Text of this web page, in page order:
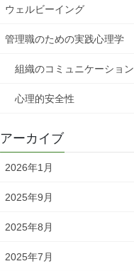
ウェルビーイング
管理職のための実践心理学
組織のコミュニケーション
心理的安全性
アーカイブ
2026年1月
2025年9月
2025年8月
2025年7月